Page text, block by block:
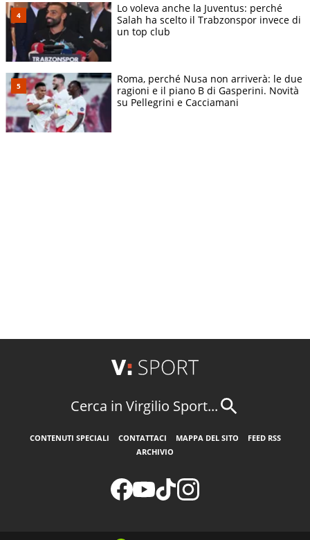
Lo voleva anche la Juventus: perché
Salah ha scelto il Trabzonspor invece di
un top club
Roma, perché Nusa non arriverà: le due
ragioni e il piano B di Gasperini. Novità
su Pellegrini e Cacciamani
Cerca in Virgilio Sport...
CONTENUTI SPECIALI CONTATTACI MAPPA DEL SITO
FEED RSS
ARCHIVIO